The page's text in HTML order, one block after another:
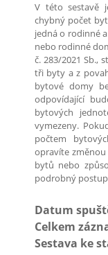
V této sestavě
chybný počet
jedná o rodinné
nebo rodinné
č. 283/2021 Sb.,
tři byty a z
bytové domy
odpovídající
bytových
vymezeny.
počtem
opravíte
bytů nebo
podrobný postup
Datum
Celkem
Sestava ke